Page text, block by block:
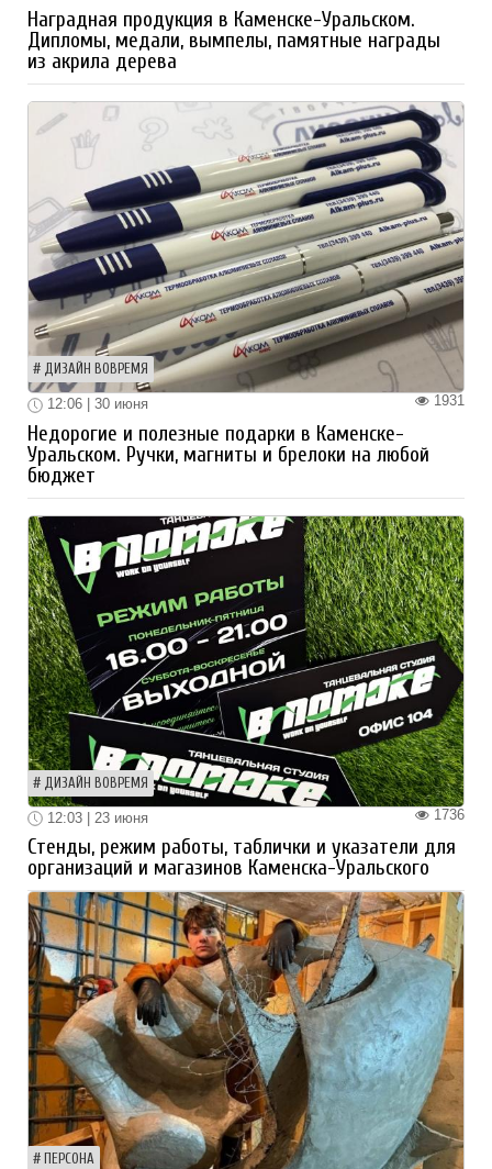
Наградная продукция в Каменске-Уральском.
Дипломы, медали, вымпелы, памятные награды
из акрила дерева
ДИЗАЙН ВОВРЕМЯ
1931
12:06 | 30 июня
Недорогие и полезные подарки в Каменске-
Уральском. Ручки, магниты и брелоки на любой
бюджет
ДИЗАЙН ВОВРЕМЯ
1736
12:03 | 23 июня
Стенды, режим работы, таблички и указатели для
организаций и магазинов Каменска-Уральского
ПЕРСОНА